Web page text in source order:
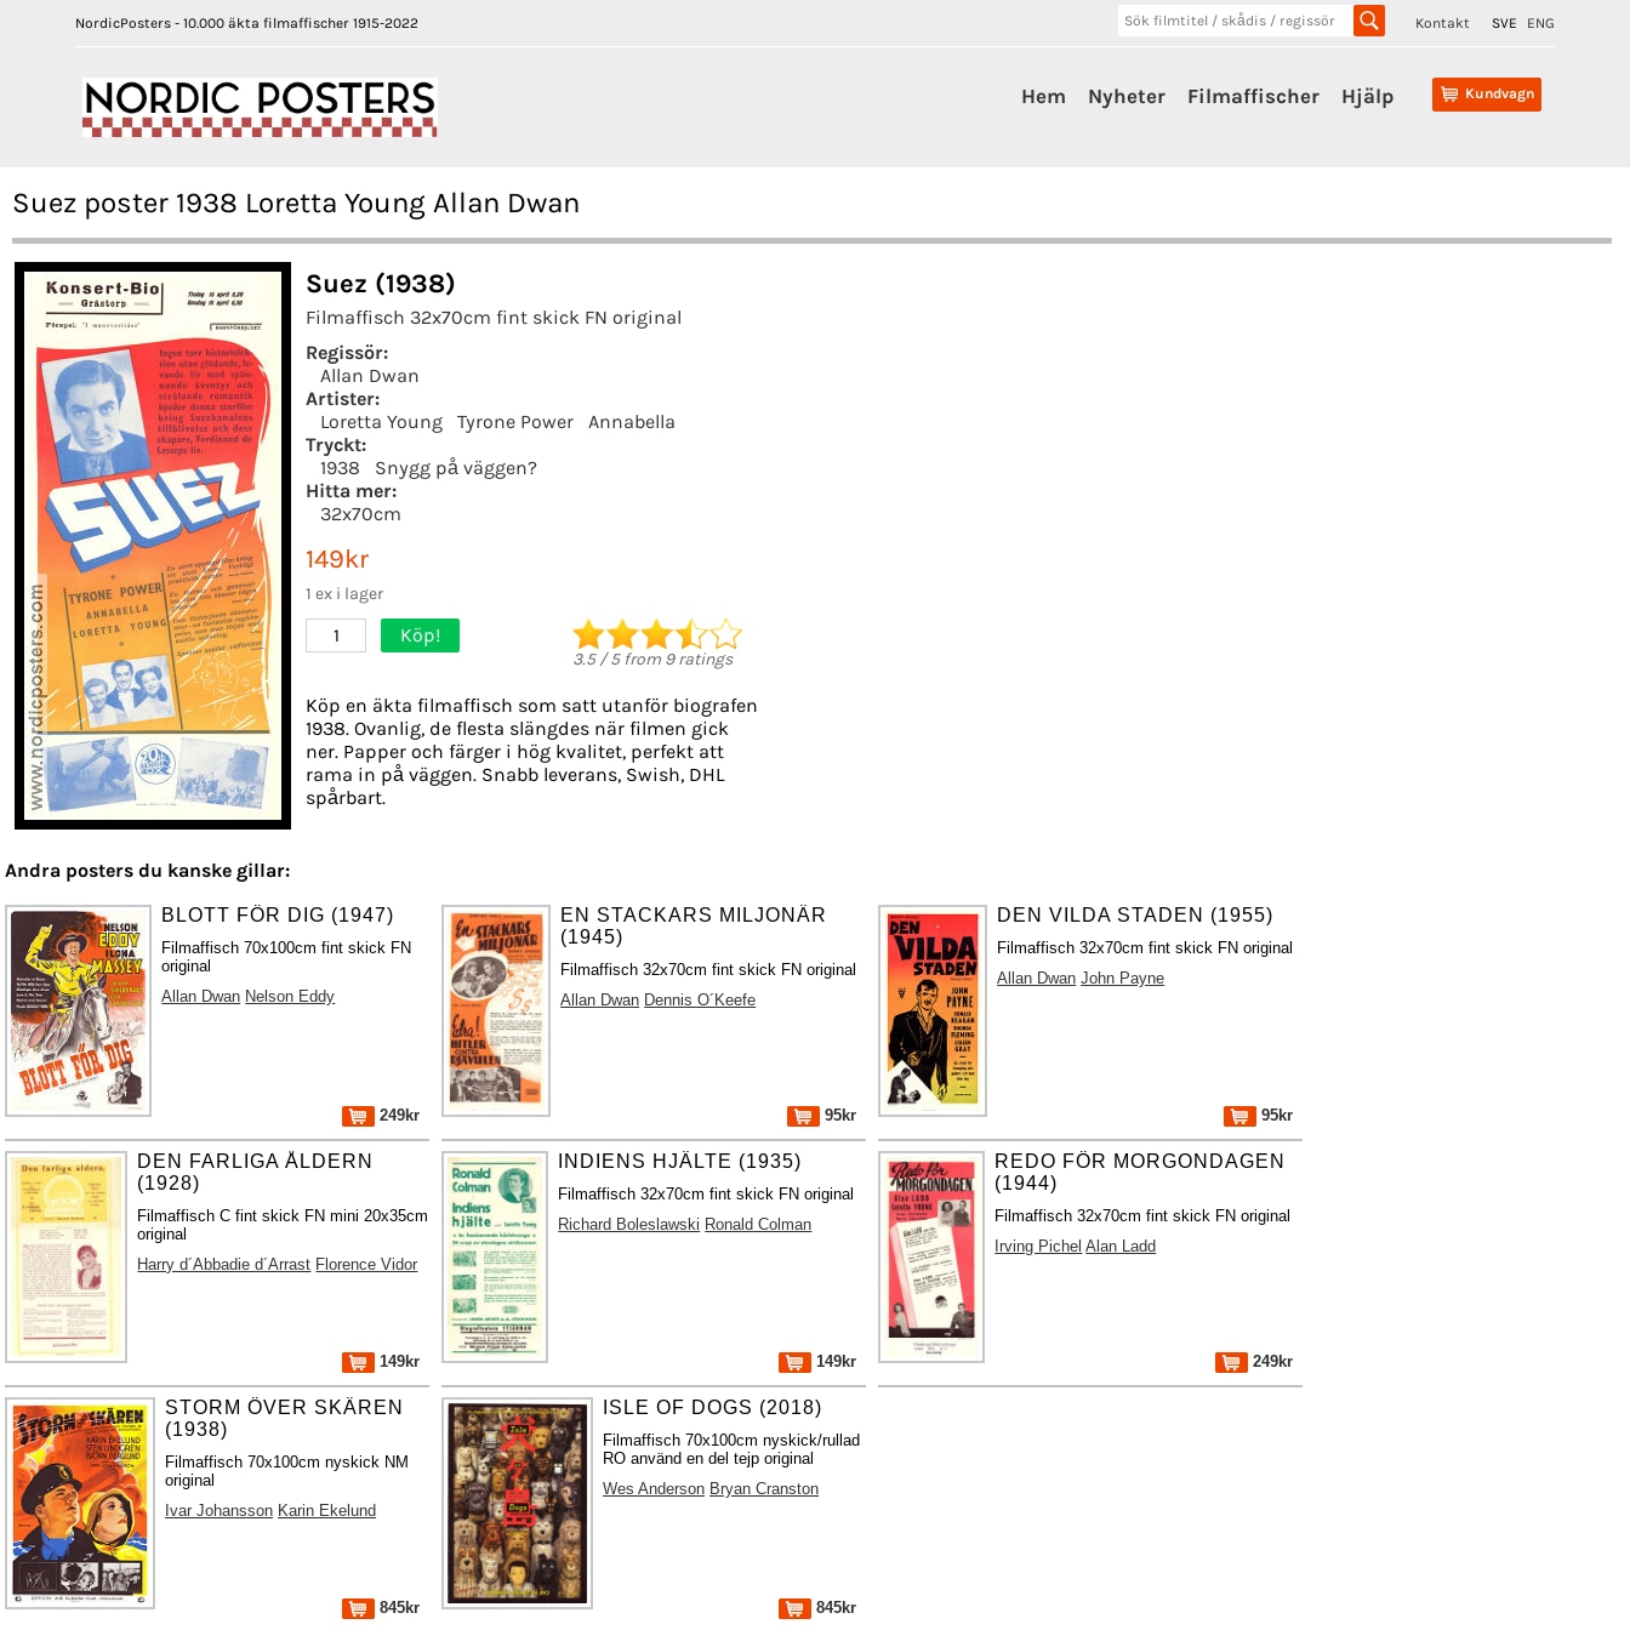
NordicPosters - 10.000 äkta filmaffischer 1915-2022 Kontakt SVE ENG
Kundvagn
Hem Nyheter Filmaffischer Hjälp
Suez poster 1938 Loretta Young Allan Dwan
Suez (1938)
Filmaffisch 32x70cm fint skick FN original
Regissör:
Allan Dwan
Artister:
Loretta Young
Tyrone Power
Annabella
Tryckt:
1938
Snygg på väggen?
Hitta mer:
32x70cm
149kr
1 ex i lager
1 Köp!
3.5/5from 9ratings
Köp en äkta filmaffisch som satt utanför biografen
1938. Ovanlig, de flesta slängdes när filmen gick
ner. Papper och färger i hög kvalitet, perfekt att
rama in på väggen. Snabb leverans, Swish, DHL
spårbart.
Andra posters du kanske gillar:
BLOTT FÖR DIG (1947)
Filmaffisch 70x100cm fint skick FN
original
Allan Dwan Nelson Eddy
249kr
EN STACKARS MILJONÄR
(1945)
Filmaffisch 32x70cm fint skick FN original
Allan Dwan Dennis O´Keefe
95kr
DEN VILDA STADEN (1955)
Filmaffisch 32x70cm fint skick FN original
Allan Dwan John Payne
95kr
DEN FARLIGA ÅLDERN
(1928)
Filmaffisch C fint skick FN mini 20x35cm
original
Harry d´Abbadie d´Arrast Florence Vidor
149kr
INDIENS HJÄLTE (1935)
Filmaffisch 32x70cm fint skick FN original
Richard Boleslawski Ronald Colman
149kr
REDO FÖR MORGONDAGEN
(1944)
Filmaffisch 32x70cm fint skick FN original
Irving Pichel Alan Ladd
249kr
STORM ÖVER SKÄREN
(1938)
Filmaffisch 70x100cm nyskick NM
original
Ivar Johansson Karin Ekelund
845kr
ISLE OF DOGS (2018)
Filmaffisch 70x100cm nyskick/rullad
RO använd en del tejp original
Wes Anderson Bryan Cranston
845kr